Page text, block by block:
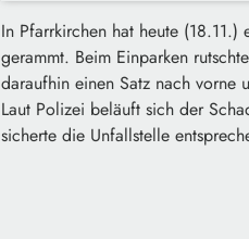
In Pfarrkirchen hat heute (18.11.)
gerammt. Beim Einparken
daraufhin einen Satz nach vorne
Laut Polizei beläuft sich der
sicherte die Unfallstelle